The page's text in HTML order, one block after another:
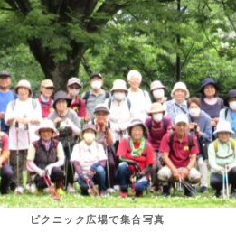
ピクニック広場で集合写真